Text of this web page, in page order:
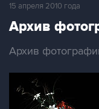
15 апреля 2010 года
Архив
Архив